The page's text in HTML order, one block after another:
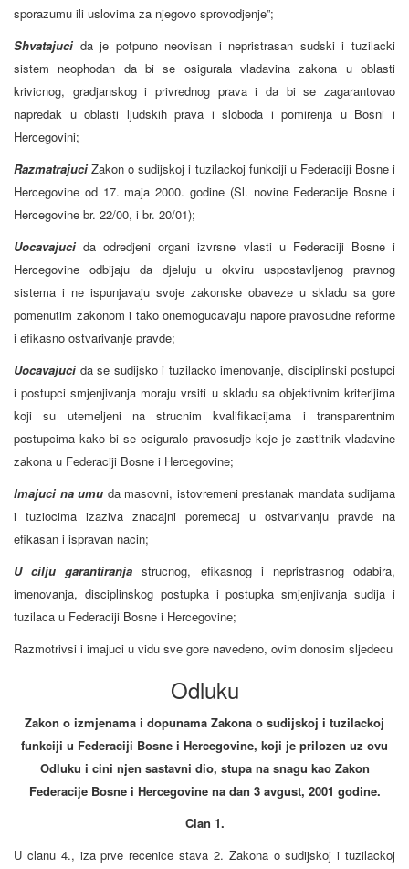
sporazumu ili uslovima za njegovo sprovodjenje”;
Shvatajuci da je potpuno neovisan i nepristrasan sudski i tuzilacki
sistem neophodan da bi se osigurala vladavina zakona u oblasti
krivicnog, gradjanskog i privrednog prava i da bi se zagarantovao
napredak u oblasti ljudskih prava i sloboda i pomirenja u Bosni i
Hercegovini;
RazmatrajuciZakon o sudijskoj i tuzilackoj funkciji u Federaciji Bosne i
Hercegovine od 17. maja 2000. godine (Sl. novine Federacije Bosne i
Hercegovine br. 22/00, i br. 20/01);
Uocavajucida odredjeni organi izvrsne vlasti u Federaciji Bosne i
Hercegovine odbijaju da djeluju u okviru uspostavljenog pravnog
sistema i ne ispunjavaju svoje zakonske obaveze u skladu sa gore
pomenutim zakonom i tako onemogucavaju napore pravosudne reforme
i efikasno ostvarivanje pravde;
Uocavajuci da se sudijsko i tuzilacko imenovanje, disciplinski postupci
i postupci smjenjivanja moraju vrsiti u skladu sa objektivnim kriterijima
koji su utemeljeni na strucnim kvalifikacijama i transparentnim
postupcima kako bi se osiguralo pravosudje koje je zastitnik vladavine
zakona u Federaciji Bosne i Hercegovine;
Imajuci na umu da masovni, istovremeni prestanak mandata sudijama
i tuziocima izaziva znacajni poremecaj u ostvarivanju pravde na
efikasan i ispravan nacin;
U cilju garantiranjastrucnog, efikasnog i nepristrasnog odabira,
imenovanja, disciplinskog postupka i postupka smjenjivanja sudija i
tuzilaca u Federaciji Bosne i Hercegovine;
Razmotrivsi i imajuci u vidu sve gore navedeno, ovim donosim sljedecu
Odluku
Zakon o izmjenama i dopunama Zakona o sudijskoj i tuzilackoj
funkciji u Federaciji Bosne i Hercegovine, koji je prilozen uz ovu
Odluku i cini njen sastavni dio, stupa na snagu kao Zakon
Federacije Bosne i Hercegovine na dan 3 avgust, 2001 godine.
Clan 1.
U clanu 4., iza prve recenice stava 2. Zakona o sudijskoj i tuzilackoj